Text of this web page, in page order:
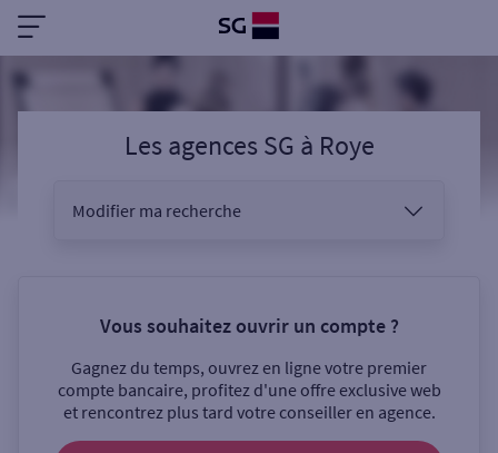
Les agences SG à Roye
Modifier ma recherche
Sélectionnez votre recherche
Vous souhaitez ouvrir un compte ?
Gagnez du temps, ouvrez en ligne votre premier
compte bancaire, profitez d'une offre exclusive web
et rencontrez plus tard votre conseiller en agence.